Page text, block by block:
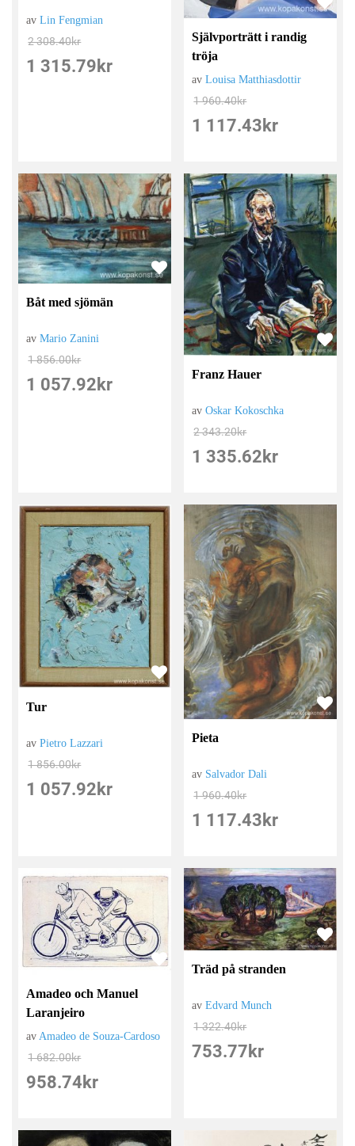
avLin Fengmian
2 308.40kr
1 315.79 kr
Självporträtt i randig
tröja
avLouisa Matthiasdottir
1 960.40kr
1 117.43 kr
Båt med sjömän
avMario Zanini
1 856.00kr
1 057.92 kr Franz Hauer
avOskar Kokoschka
2 343.20kr
1 335.62 kr
Tur
avPietro Lazzari
1 856.00kr
1 057.92 kr
Pieta
av Salvador Dali
1 960.40kr
1 117.43 kr
Amadeo och Manuel
Laranjeiro
avAmadeo de Souza-Cardoso
1 682.00kr
958.74 kr
Träd på stranden
avEdvard Munch
1 322.40kr
753.77 kr